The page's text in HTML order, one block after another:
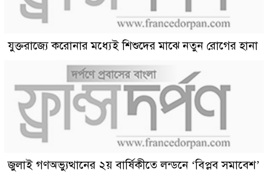
যুক্তরাজ্যে করোনার মধ্যেই শিশুদের মাঝে নতুন রোগের হানা
জুলাই গণঅভ্যুত্থানের ২য় বার্ষিকীতে লন্ডনে ‘বিপ্লব সমাবেশ’